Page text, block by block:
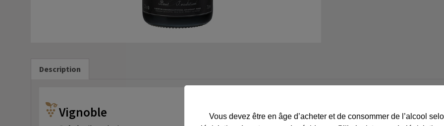
Description
Vignoble Dégustation
Vous devez être en âge d’acheter et de consommer de l’alcool